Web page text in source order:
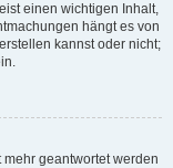
einen wichtigen Inhalt,
hängt es von
kannst oder nicht;
geantwortet werden